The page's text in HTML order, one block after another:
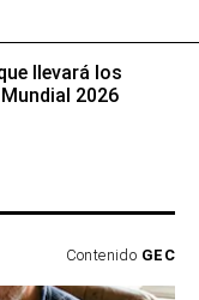
llevará los
2026
Contenido GEC